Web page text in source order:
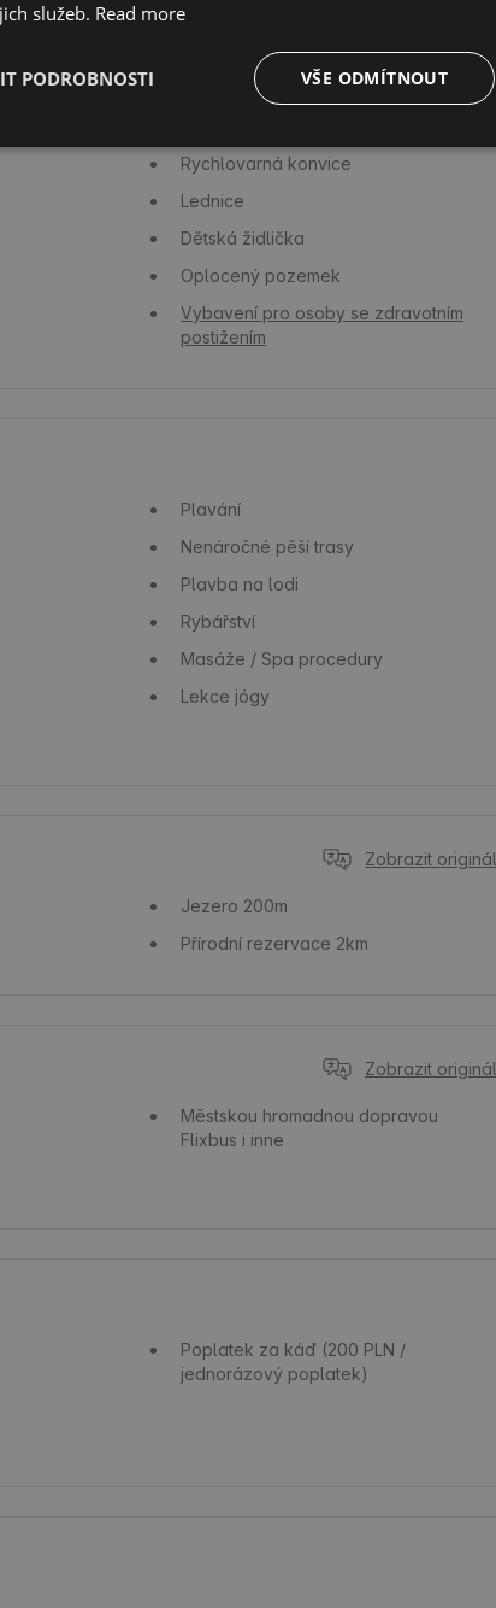
Klimatizace
Pracovní místo
Rychlovarná konvice
Lednice
Dětská židlička
Oplocený pozemek
Vybavení pro osoby se zdravotním
postižením
Plavání
Nenáročné pěší trasy
Plavba na lodi
Rybářství
Masáže / Spa procedury
Lekce jógy
Zobrazit originál
Jezero 200m
Přírodní rezervace 2km
Zobrazit originál
Městskou hromadnou dopravou
Flixbus i inne
Poplatek za káď(200 PLN /
jednorázový poplatek)
služeb. Read more
VŠE ODMÍTNOUT
PODROBNOSTI